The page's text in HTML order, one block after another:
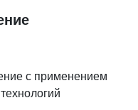
с применением